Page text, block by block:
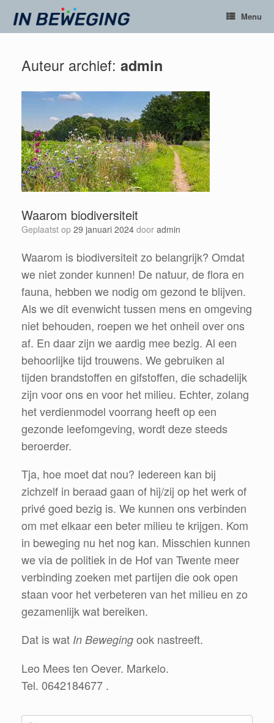
naar
Menu
Auteur archief: admin
Waarom biodiversiteit
Geplaatst op 29 januari 2024 door admin
Waarom is biodiversiteit zo belangrijk? Omdat
we niet zonder kunnen! De natuur, de flora en
fauna, hebben we nodig om gezond te blijven.
Als we dit evenwicht tussen mens en omgeving
niet behouden, roepen we het onheil over ons
af. En daar zijn we aardig mee bezig. Al een
behoorlijke tijd trouwens. We gebruiken al
tijden brandstoffen en gifstoffen, die schadelijk
zijn voor ons en voor het milieu. Echter, zolang
het verdienmodel voorrang heeft op een
gezonde leefomgeving, wordt deze steeds
beroerder.
Tja, hoe moet dat nou? Iedereen kan bij
zichzelf in beraad gaan of hij/zij op het werk of
privé goed bezig is. We kunnen ons verbinden
om met elkaar een beter milieu te krijgen. Kom
in beweging nu het nog kan. Misschien kunnen
we via de politiek in de Hof van Twente meer
verbinding zoeken met partijen die ook open
staan voor het verbeteren van het milieu en zo
gezamenlijk wat bereiken.
Dat is wat In Beweging ook nastreeft.
Leo Mees ten Oever. Markelo.
Tel. 0642184677 .
Zoeken